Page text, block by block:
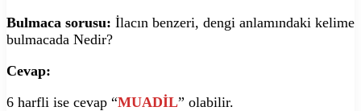
Bulmaca sorusu: İlacın benzeri, dengi anlamındaki kelime
bulmacada Nedir?
Cevap:
6 harfli ise cevap “MUADİL” olabilir.